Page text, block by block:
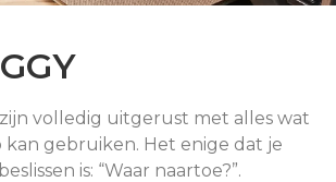
zijn volledig uitgerust met alles wat
kan gebruiken. Het enige dat je
is: “Waar naartoe?”.